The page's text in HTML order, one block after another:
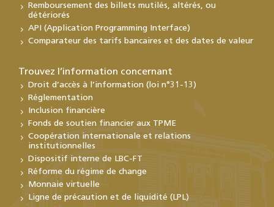
Remboursement des billets mutilés, altérés, ou
détériorés
API (Application Programming Interface)
Comparateur des tarifs bancaires et des dates de valeur
Trouvez l’information concernant
Droit d’accès à l’information (loi n°31-13)
Réglementation
Inclusion financière
Fonds de soutien financier aux TPME
Coopération internationale et relations
institutionnelles
Dispositif interne de LBC-FT
Réforme du régime de change
Monnaie virtuelle
Ligne de précaution et de liquidité (LPL)